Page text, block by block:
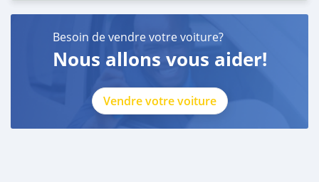
Besoin de vendre votre voiture?
Nous allons vous aider!
Vendre votre voiture